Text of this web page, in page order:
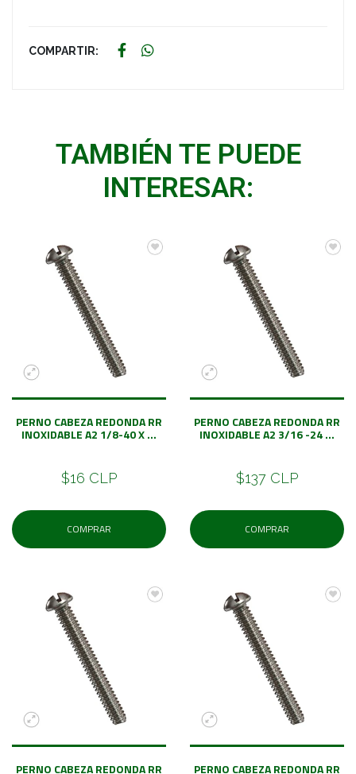
COMPARTIR:
TAMBIÉN TE PUEDE
INTERESAR:
PERNO CABEZA REDONDA RR
INOXIDABLE A2 1/8-40 X ...
$16 CLP
COMPRAR
PERNO CABEZA REDONDA RR
INOXIDABLE A2 3/16 -24 ...
$137 CLP
COMPRAR
PERNO CABEZA REDONDA RR PERNO CABEZA REDONDA RR